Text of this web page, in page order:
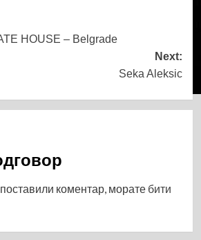
HOUSE – Belgrade
Next:
Seka Aleksic
коментар, морате бити